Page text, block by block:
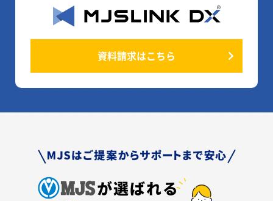
資料請求はこちら